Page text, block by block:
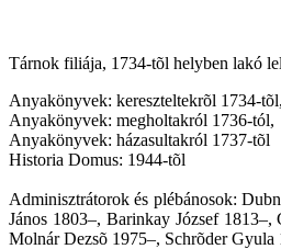
Tárnok filiája, 1734-tõl helyben lakó
Anyakönyvek: kereszteltekrõl 1734-tõl,
Anyakönyvek: megholtakról 1736-tól,
Anyakönyvek: házasultakról 1737-tõl
Historia Domus: 1944-tõl
Adminisztrátorok és plébánosok:
János 1803–, Barinkay József
Molnár Dezsõ 1975–, Schrõder